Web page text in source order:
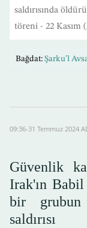
saldırısında
töreni - 22 Kasım
Bağdat: Şarku'l
Güvenlik
Irak'ın
bir grubun